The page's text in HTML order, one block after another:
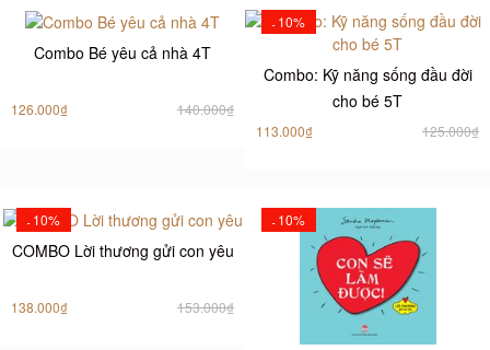
Combo Bé yêu cả nhà 4T
126.000₫ 140.000₫
-10%
Combo: Kỹ năng sống đầu đời
cho bé 5T
113.000₫ 125.000₫
-10%
COMBO Lời thương gửi con yêu
138.000₫ 153.000₫
-10%